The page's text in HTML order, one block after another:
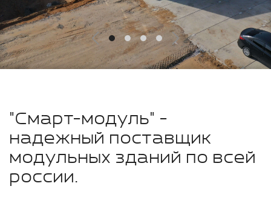
"Смарт-модуль" -
надежный поставщик
модульных зданий по всей
россии.